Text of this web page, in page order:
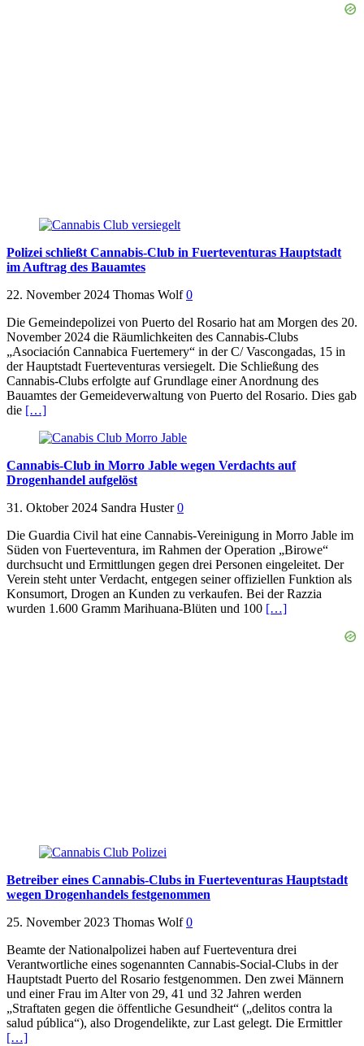
Polizei schließt Cannabis-Club in Fuerteventuras Hauptstadt
im Auftrag des Bauamtes
22. November 2024 Thomas Wolf 0
Die Gemeindepolizei von Puerto del Rosario hat am Morgen des 20.
November 2024 die Räumlichkeiten des Cannabis-Clubs
„Asociación Cannabica Fuertemery“ in der C/ Vascongadas, 15 in
der Hauptstadt Fuerteventuras versiegelt. Die Schließung des
Cannabis-Clubs erfolgte auf Grundlage einer Anordnung des
Bauamtes der Gemeideverwaltung von Puerto del Rosario. Dies gab
die […]
Cannabis-Club in Morro Jable wegen Verdachts auf
Drogenhandel aufgelöst
31. Oktober 2024 Sandra Huster 0
Die Guardia Civil hat eine Cannabis-Vereinigung in Morro Jable im
Süden von Fuerteventura, im Rahmen der Operation „Birowe“
durchsucht und Ermittlungen gegen drei Personen eingeleitet. Der
Verein steht unter Verdacht, entgegen seiner offiziellen Funktion als
Konsumort, Drogen an Kunden zu verkaufen. Bei der Razzia
wurden 1.600 Gramm Marihuana-Blüten und 100 […]
Betreiber eines Cannabis-Clubs in Fuerteventuras Hauptstadt
wegen Drogenhandels festgenommen
25. November 2023 Thomas Wolf 0
Beamte der Nationalpolizei haben auf Fuerteventura drei
Verantwortliche eines sogenannten Cannabis-Social-Clubs in der
Hauptstadt Puerto del Rosario festgenommen. Den zwei Männern
und einer Frau im Alter von 29, 41 und 32 Jahren werden
„Straftaten gegen die öffentliche Gesundheit“ („delitos contra la
salud pública“), also Drogendelikte, zur Last gelegt. Die Ermittler
[…]